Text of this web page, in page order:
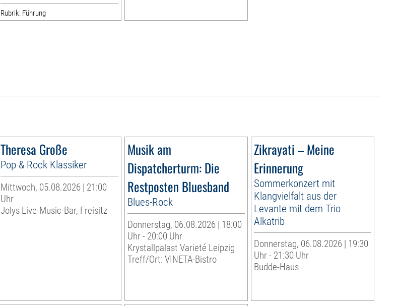
Rubrik: Führung
Theresa Große
Pop & Rock Klassiker
Mittwoch, 05.08.2026 | 21:00
Uhr
Jolys Live-Music-Bar, Freisitz
Musik am
Dispatcherturm: Die
Restposten Bluesband
Blues-Rock
Donnerstag, 06.08.2026 | 18:00
Uhr - 20:00 Uhr
Krystallpalast Varieté Leipzig
Treff/Ort: VINETA-Bistro
Zikrayati – Meine
Erinnerung
Sommerkonzert mit
Klangvielfalt aus der
Levante mit dem Trio
Alkatrib
Donnerstag, 06.08.2026 | 19:30
Uhr - 21:30 Uhr
Budde-Haus